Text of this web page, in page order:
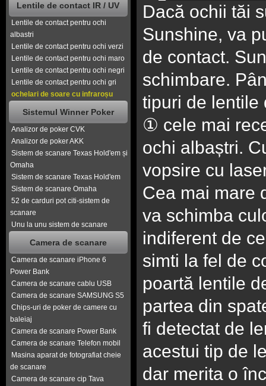
Lentile de contact IR / UV
Lentile de contact pentru ochi
albastri
Lentile de contact pentru ochi verzi
Lentile de contact pentru ochi maro
Lentile de contact pentru ochi negri
Lentile de contact pentru ochi gri
ochelari de soare cu infraroșu
Sistemul Winner Poker
Analizor de poker CVK
Analizor de poker AKK
Sistem de scanare Texas Hold'em și
Omaha
Sistem de scanare Texas Hold'em
Sistem de scanare Omaha
52 de carduri pot citi-sistem de
scanare
Unu la unu sistem de scanare
Camera de scanare
Camera de scanare iPhone 6
Power Bank
Camera de scanare cablu USB
Camera de scanare SAMSUNG S5
Chips-uri de poker de camere cu
baleiaj
Camera de scanare Power Bank
Camera de scanare Telefon mobil
Masina aparat de fotografiat cheie
de scanare
Camera de scanare cip Tava
Dacă ochii tăi
Sunshine, va
de contact.
schimbare.
tipuri de lentile
① cele mai
ochi albaștri.
vopsire cu
Cea mai mare
va schimba
indiferent de
simti la fel de
poartă lentile
partea din
fi detectat de
acestui tip de
dar merita o